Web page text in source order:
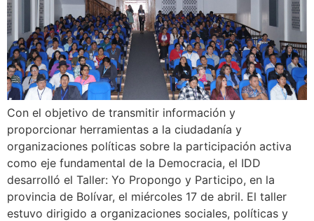
Con el objetivo de transmitir información y
proporcionar herramientas a la ciudadanía y
organizaciones políticas sobre la participación activa
como eje fundamental de la Democracia, el IDD
desarrolló el Taller: Yo Propongo y Participo, en la
provincia de Bolívar, el miércoles 17 de abril. El taller
estuvo dirigido a organizaciones sociales, políticas y